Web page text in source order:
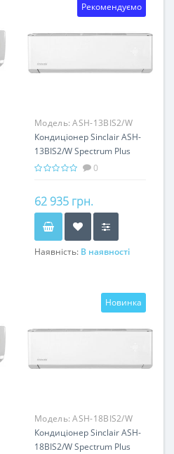
Рекомендуємо
Модель:ASH-13BIS2/W
Spectrum Plus
Кондиціонер Sinclair ASH-
13BIS2/W Spectrum Plus
(R32) (Inverter)0
62 935 грн.
Наявність: В наявності
Новинка
Модель:ASH-18BIS2/W
Spectrum Plus
Кондиціонер Sinclair ASH-
18BIS2/W Spectrum Plus